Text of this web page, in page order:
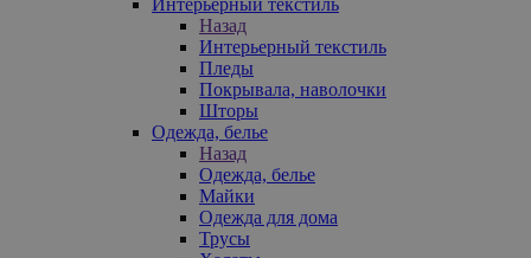
Назад
Интерьерный текстиль
Пледы
Покрывала, наволочки
Шторы
Одежда, белье
Назад
Одежда, белье
Майки
Одежда для дома
Трусы